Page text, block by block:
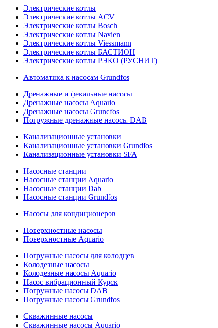
Электрические котлы
Электрические котлы ACV
Электрические котлы Bosch
Электрические котлы Navien
Электрические котлы Viessmann
Электрические котлы БАСТИОН
Электрические котлы РЭКО (РУСНИТ)
Автоматика к насосам Grundfos
Дренажные и фекальные насосы
Дренажные насосы Aquario
Дренажные насосы Grundfos
Погружные дренажные насосы DAB
Канализационные установки
Канализационные установки Grundfos
Канализационные установки SFA
Насосные станции
Насосные станции Aquario
Насосные станции Dab
Насосные станции Grundfos
Насосы для кондиционеров
Поверхностные насосы
Поверхностные Aquario
Погружные насосы для колодцев
Колодезные насосы
Колодезные насосы Aquario
Насос вибрационный Курск
Погружные насосы DAB
Погружные насосы Grundfos
Скважинные насосы
Скважинные насосы Aquario